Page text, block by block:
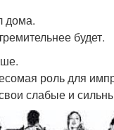
дома.
будет.
роль для
слабые и